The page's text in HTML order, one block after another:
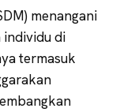
menangani
individu di
termasuk